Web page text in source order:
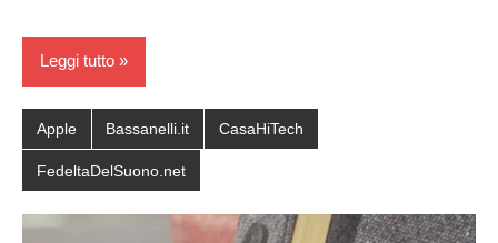
corso…
Leggi tutto
Apple Bassanelli.it CasaHiTech
FedeltaDelSuono.net